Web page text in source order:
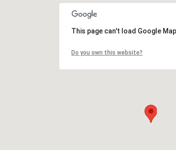
This page can't load Google
Do you own this website?